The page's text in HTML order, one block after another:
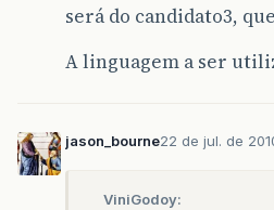
será do candidato3,
A linguagem a ser
jason_bourne22 de jul. de
ViniGodoy: